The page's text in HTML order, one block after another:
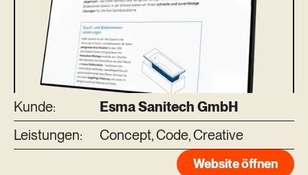
Kunde:
Esma Sanitech GmbH
Leistungen:
Concept, Code, Creative
Website öffnen